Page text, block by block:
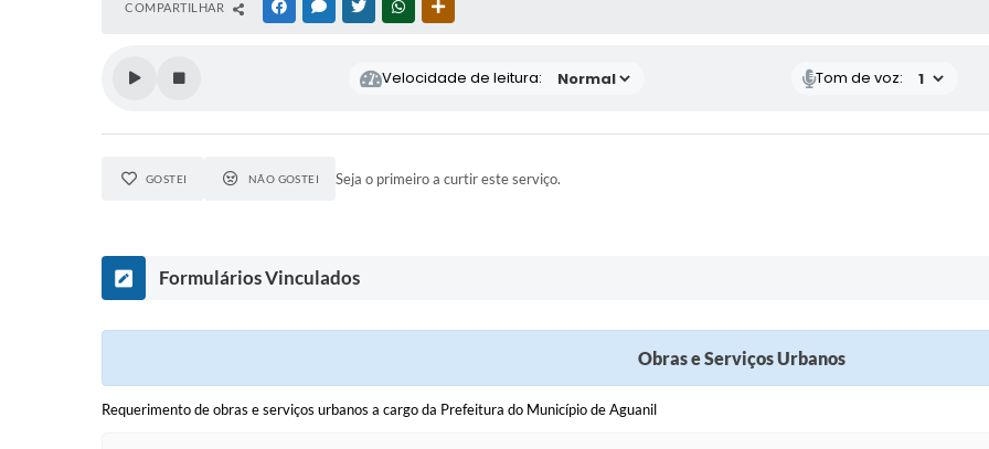
COMPARTILHAR FACEBOOKMESSENGER
TWITTERWHATSAPP
Velocidade de leitura: Tom de voz:
GOSTEI NÃO GOSTEI Seja o primeiro a curtir este serviço.
Formulários Vinculados
Obras e Serviços Urbanos
Requerimento de obras e serviços urbanos a cargo da Prefeitura do Município de Aguanil